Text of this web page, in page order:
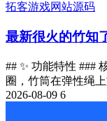
拓客游戏网站源码
最新很火的竹知
## ✨ 功能特性 ###
圈，竹筒在弹性绳
2026-08-09 6